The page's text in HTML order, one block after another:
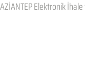
Elektronik